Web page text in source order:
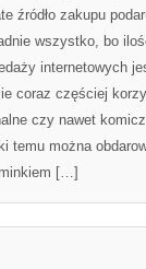
źródło zakupu
wszystko, bo
internetowych
coraz częściej
czy nawet
temu można
[…]